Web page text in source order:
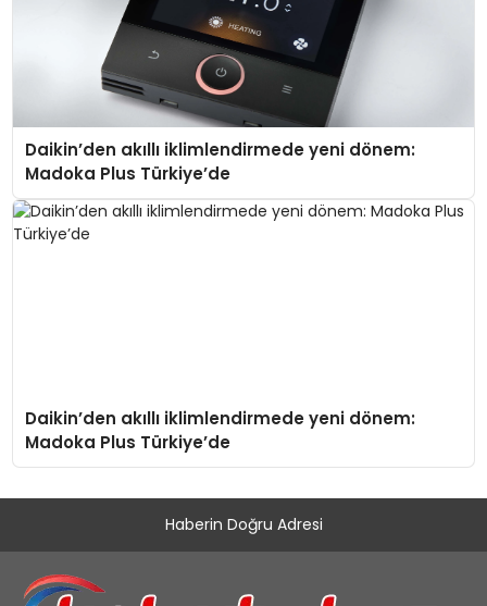
Daikin’den akıllı iklimlendirmede yeni dönem:
Madoka Plus Türkiye’de
Daikin’den akıllı iklimlendirmede yeni dönem:
Madoka Plus Türkiye’de
Haberin Doğru Adresi